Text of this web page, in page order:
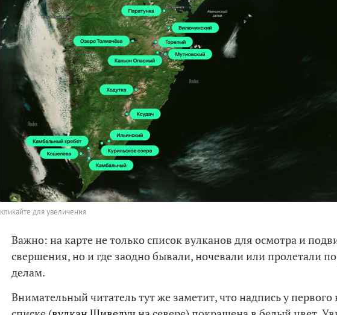
кликайте для увеличения
Важно: на карте не только список вулканов для осмотра и
свершения, но и где заодно бывали, ночевали или пролетали
делам.
Внимательный читатель тут же заметит, что надпись у первого